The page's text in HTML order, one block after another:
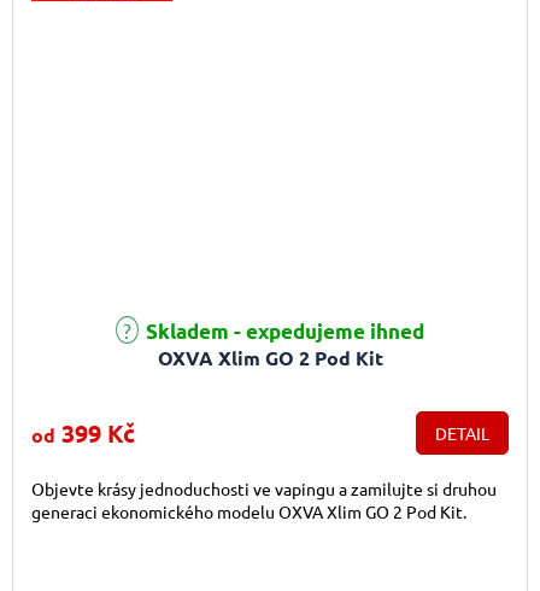
OXVA Xlim GO 2 Pod Kit
Průměrné hodnocení produktu je 5,0 z 5 hvězdiček.
Skladem - expedujeme ihned
od 399 Kč DETAIL
Objevte krásy jednoduchosti ve vapingu a zamilujte si druhou
generaci ekonomického modelu OXVA Xlim GO 2 Pod Kit.